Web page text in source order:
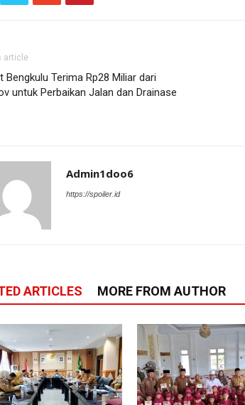
article
Bengkulu Terima Rp28 Miliar dari
untuk Perbaikan Jalan dan Drainase
Admin1doo6
https://spoiler.id
ARTICLES MORE FROM AUTHOR